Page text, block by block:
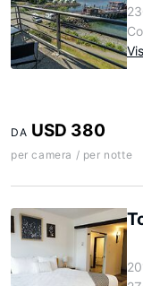
DA USD 380
per camera / per notte